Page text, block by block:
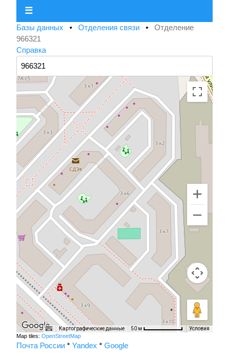
☰
Базы данных • Отделения связи • Отделение
966321
Справка
Картографические данные 50 м Условия
Map tiles: OpenStreetMap
Почта России * Yandex * Google